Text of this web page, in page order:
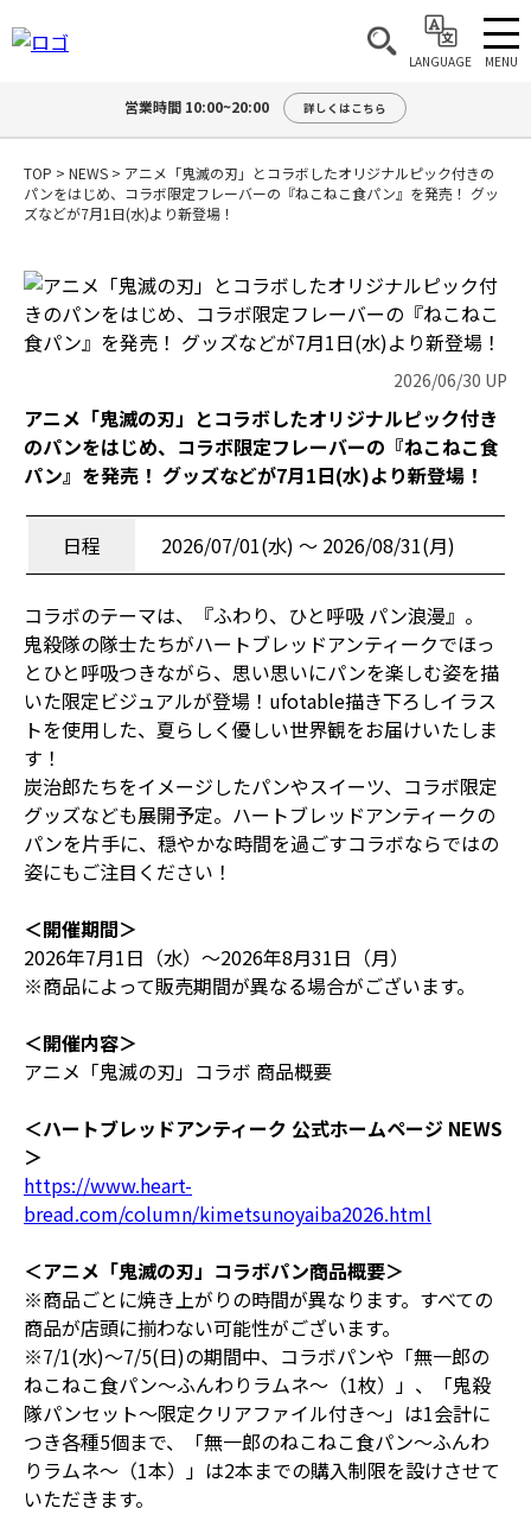
LANGUAGE MENU
営業時間 10:00~20:00 詳しくはこちら
TOP > NEWS > アニメ「鬼滅の刃」とコラボしたオリジナルピック付きの
パンをはじめ、コラボ限定フレーバーの『ねこねこ食パン』を発売！ グッ
ズなどが7月1日(水)より新登場！
2026/06/30 UP
アニメ「鬼滅の刃」とコラボしたオリジナルピック付き
のパンをはじめ、コラボ限定フレーバーの『ねこねこ食
パン』を発売！ グッズなどが7月1日(水)より新登場！
日程 2026/07/01(水) 〜 2026/08/31(月)
コラボのテーマは、『ふわり、ひと呼吸 パン浪漫』。
鬼殺隊の隊士たちがハートブレッドアンティークでほっ
とひと呼吸つきながら、思い思いにパンを楽しむ姿を描
いた限定ビジュアルが登場！ufotable描き下ろしイラス
トを使用した、夏らしく優しい世界観をお届けいたしま
す！
炭治郎たちをイメージしたパンやスイーツ、コラボ限定
グッズなども展開予定。ハートブレッドアンティークの
パンを片手に、穏やかな時間を過ごすコラボならではの
姿にもご注目ください！
＜開催期間＞
2026年7月1日（水）～2026年8月31日（月）
※商品によって販売期間が異なる場合がございます。
＜開催内容＞
アニメ「鬼滅の刃」コラボ 商品概要
＜ハートブレッドアンティーク 公式ホームページ NEWS
＞
https://www.heart-
bread.com/column/kimetsunoyaiba2026.html
＜アニメ「鬼滅の刃」コラボパン商品概要＞
※商品ごとに焼き上がりの時間が異なります。すべての
商品が店頭に揃わない可能性がございます。
※7/1(水)～7/5(日)の期間中、コラボパンや「無一郎の
ねこねこ食パン～ふんわりラムネ～（1枚）」、「鬼殺
隊パンセット～限定クリアファイル付き～」は1会計に
つき各種5個まで、「無一郎のねこねこ食パン～ふんわ
りラムネ～（1本）」は2本までの購入制限を設けさせて
いただきます。